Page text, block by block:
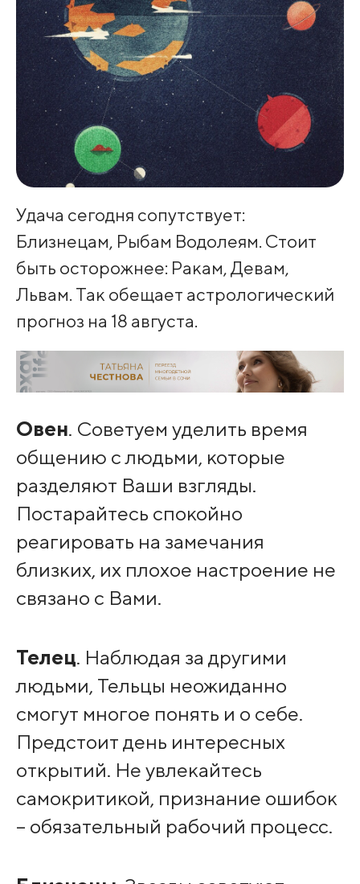
Удача сегодня сопутствует:
Близнецам, Рыбам Водолеям. Стоит
быть осторожнее: Ракам, Девам,
Львам. Так обещает астрологический
прогноз на 18 августа.
Овен. Советуем уделить время
общению с людьми, которые
разделяют Ваши взгляды.
Постарайтесь спокойно
реагировать на замечания
близких, их плохое настроение не
связано с Вами.
Телец. Наблюдая за другими
людьми, Тельцы неожиданно
смогут многое понять и о себе.
Предстоит день интересных
открытий. Не увлекайтесь
самокритикой, признание ошибок
– обязательный рабочий процесс.